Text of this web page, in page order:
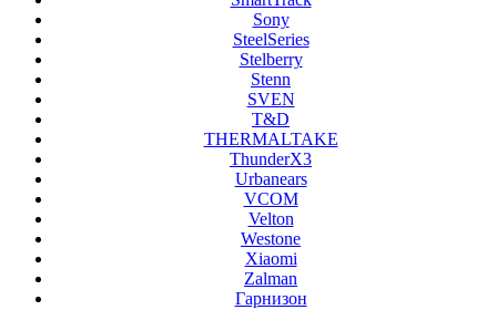
Sony
SteelSeries
Stelberry
Stenn
SVEN
T&D
THERMALTAKE
ThunderX3
Urbanears
VCOM
Velton
Westone
Xiaomi
Zalman
Гарнизон